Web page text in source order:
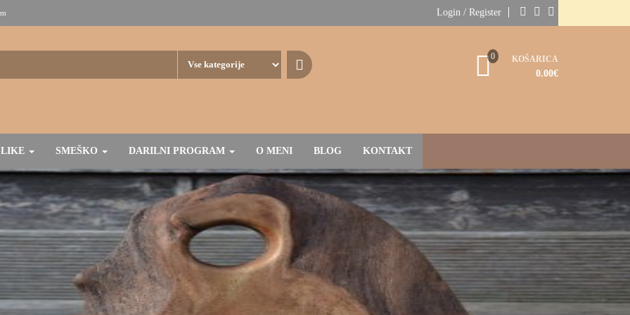
Login / Register
0 KOŠARICA
0.00€
SMEŠKO DARILNI PROGRAM O MENI BLOG KONTAKT